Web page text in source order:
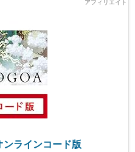
ラインコード版